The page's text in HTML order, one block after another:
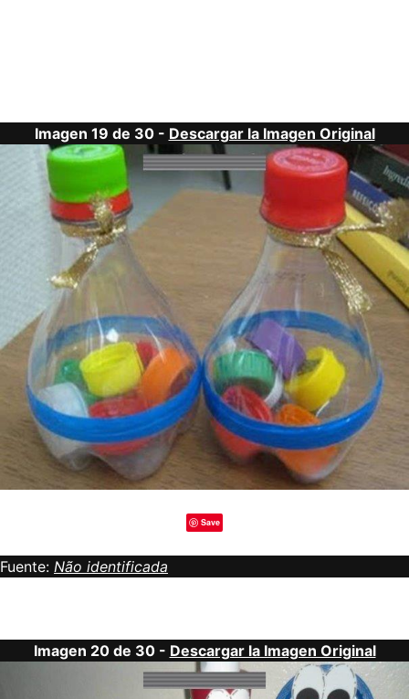
Imagen 19 de 30 - Descargar la Imagen Original
Save
Fuente: Não identificada
Imagen 20 de 30 - Descargar la Imagen Original